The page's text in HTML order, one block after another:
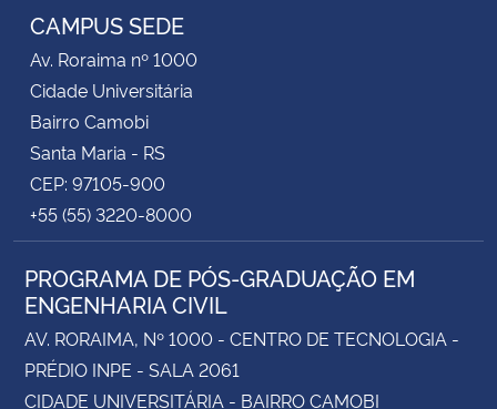
CAMPUS SEDE
Av. Roraima nº 1000
Cidade Universitária
Bairro Camobi
Santa Maria - RS
CEP: 97105-900
+55 (55) 3220-8000
PROGRAMA DE PÓS-GRADUAÇÃO EM
ENGENHARIA CIVIL
AV. RORAIMA, Nº 1000 - CENTRO DE TECNOLOGIA -
PRÉDIO INPE - SALA 2061
CIDADE UNIVERSITÁRIA - BAIRRO CAMOBI